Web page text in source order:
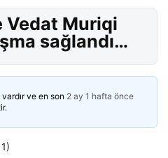
Vedat Muriqi
sağlandı…
ve en son 2 ay 1 hafta önce